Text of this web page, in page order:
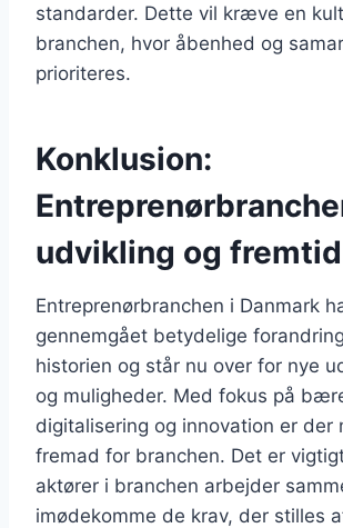
standarder. Dette vil kræve en
branchen, hvor åbenhed og
prioriteres.
Konklusion:
udvikling og fremtid
Entreprenørbranchen i Danmark
gennemgået betydelige
historien og står nu over for nye
og muligheder. Med fokus på
digitalisering og innovation er der
fremad for branchen. Det er
aktører i branchen arbejder
imødekomme de krav, der stilles